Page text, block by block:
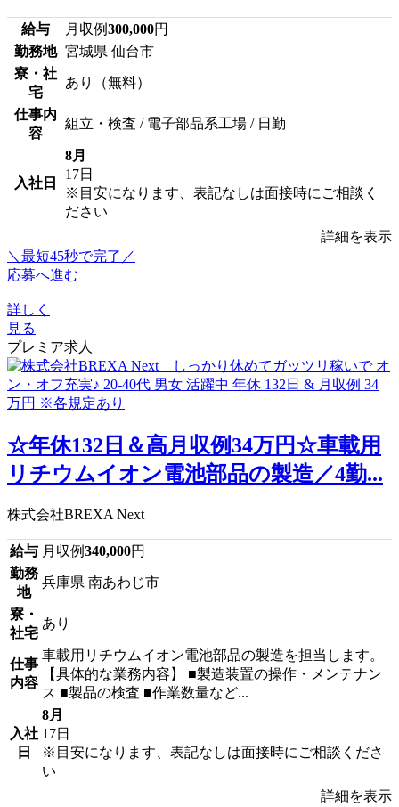
給与 月収例300,000円
勤務地 宮城県 仙台市
寮・社
宅
あり（無料）
仕事内
容
組立・検査 / 電子部品系工場 / 日勤
入社日
8月
17日
※目安になります、表記なしは面接時にご相談く
ださい
詳細を表示
＼最短45秒で完了／
応募へ進む
詳しく
見る
プレミア求人
☆年休132日＆高月収例34万円☆車載用
リチウムイオン電池部品の製造／4勤...
株式会社BREXA Next
給与 月収例340,000円
勤務
地
兵庫県 南あわじ市
寮・
社宅
あり
仕事
内容
車載用リチウムイオン電池部品の製造を担当します。
【具体的な業務内容】 ■製造装置の操作・メンテナン
ス ■製品の検査 ■作業数量など...
入社
日
8月
17日
※目安になります、表記なしは面接時にご相談くださ
い
詳細を表示